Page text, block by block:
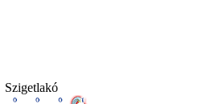
Szigetlakó